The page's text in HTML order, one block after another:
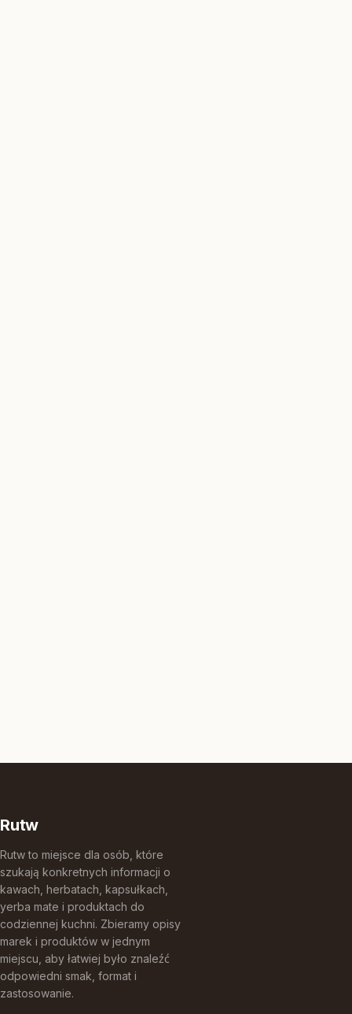
Rutw
Rutw to miejsce dla osób, które
szukają konkretnych informacji o
kawach, herbatach, kapsułkach,
yerba mate i produktach do
codziennej kuchni. Zbieramy opisy
marek i produktów w jednym
miejscu, aby łatwiej było znaleźć
odpowiedni smak, format i
zastosowanie.